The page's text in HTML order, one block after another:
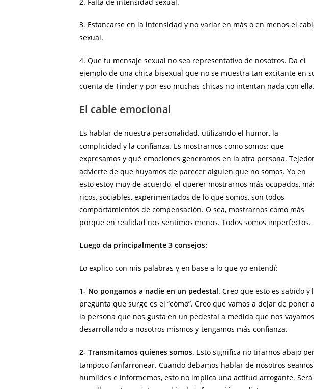
2. Falta de intensidad sexual.
3. Estancarse en la intensidad y no variar en más o en menos el
sexual.
4. Que tu mensaje sexual no sea representativo de nosotros. Da el
ejemplo de una chica bisexual que no se muestra tan excitante en
cuenta de Tinder y por eso muchas chicas no intentan nada con
El cable emocional
Es hablar de nuestra personalidad, utilizando el humor, la
complicidad y la confianza. Es mostrarnos como somos: que
expresamos y qué emociones generamos en la otra persona.
advierte de que huyamos de parecer alguien que no somos. Yo en
esto estoy muy de acuerdo, el querer mostrarnos más ocupados,
ricos, sociables, experimentados de lo que somos, son todos
comportamientos de compensación. O sea, mostrarnos como más
porque en realidad nos sentimos menos. Todos somos imperfectos.
Luego da principalmente 3 consejos:
Lo explico con mis palabras y en base a lo que yo entendí:
1- No pongamos a nadie en un pedestal. Creo que esto es sabido y
pregunta que surge es el “cómo”. Creo que vamos a dejar de poner
la persona que nos gusta en un pedestal a medida que nos vayamos
desarrollando a nosotros mismos y tengamos más confianza.
2- Transmitamos quienes somos. Esto significa no tirarnos abajo
tampoco fanfarronear. Cuando debamos hablar de nosotros seamos
humildes e informemos, esto no implica una actitud arrogante. Será